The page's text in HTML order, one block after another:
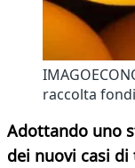
raccolta
Adottando uno
dei nuovi casi